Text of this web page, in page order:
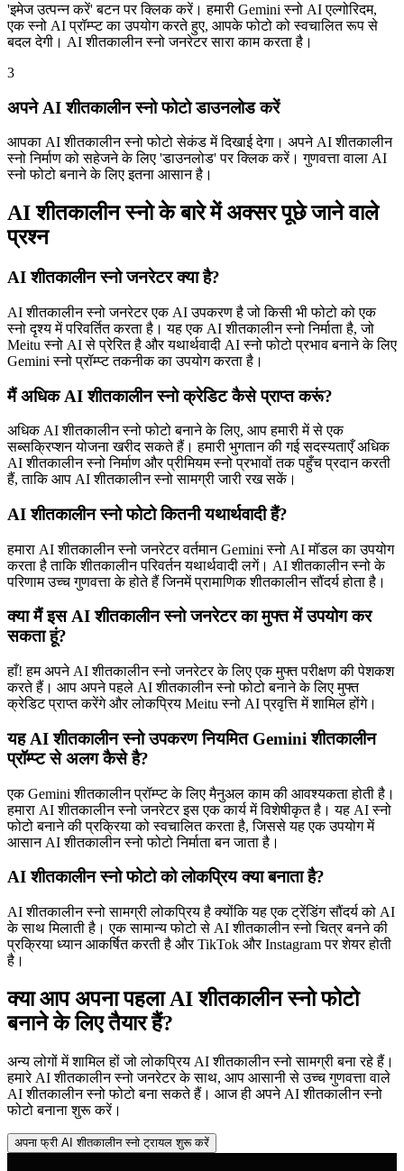
'इमेज उत्पन्न करें' बटन पर क्लिक करें। हमारी Gemini स्नो AI एल्गोरिदम,
एक स्नो AI प्रॉम्प्ट का उपयोग करते हुए, आपके फोटो को स्वचालित रूप से
बदल देगी। AI शीतकालीन स्नो जनरेटर सारा काम करता है।
3
अपने AI शीतकालीन स्नो फोटो डाउनलोड करें
आपका AI शीतकालीन स्नो फोटो सेकंड में दिखाई देगा। अपने AI शीतकालीन
स्नो निर्माण को सहेजने के लिए 'डाउनलोड' पर क्लिक करें। गुणवत्ता वाला AI
स्नो फोटो बनाने के लिए इतना आसान है।
AI शीतकालीन स्नो के बारे में अक्सर पूछे जाने वाले
प्रश्न
AI शीतकालीन स्नो जनरेटर क्या है?
AI शीतकालीन स्नो जनरेटर एक AI उपकरण है जो किसी भी फोटो को एक
स्नो दृश्य में परिवर्तित करता है। यह एक AI शीतकालीन स्नो निर्माता है, जो
Meitu स्नो AI से प्रेरित है और यथार्थवादी AI स्नो फोटो प्रभाव बनाने के लिए
Gemini स्नो प्रॉम्प्ट तकनीक का उपयोग करता है।
मैं अधिक AI शीतकालीन स्नो क्रेडिट कैसे प्राप्त करूं?
अधिक AI शीतकालीन स्नो फोटो बनाने के लिए, आप हमारी में से एक
सब्सक्रिप्शन योजना खरीद सकते हैं। हमारी भुगतान की गई सदस्यताएँ अधिक
AI शीतकालीन स्नो निर्माण और प्रीमियम स्नो प्रभावों तक पहुँच प्रदान करती
हैं, ताकि आप AI शीतकालीन स्नो सामग्री जारी रख सकें।
AI शीतकालीन स्नो फोटो कितनी यथार्थवादी हैं?
हमारा AI शीतकालीन स्नो जनरेटर वर्तमान Gemini स्नो AI मॉडल का उपयोग
करता है ताकि शीतकालीन परिवर्तन यथार्थवादी लगें। AI शीतकालीन स्नो के
परिणाम उच्च गुणवत्ता के होते हैं जिनमें प्रामाणिक शीतकालीन सौंदर्य होता है।
क्या मैं इस AI शीतकालीन स्नो जनरेटर का मुफ्त में उपयोग कर
सकता हूं?
हाँ! हम अपने AI शीतकालीन स्नो जनरेटर के लिए एक मुफ्त परीक्षण की पेशकश
करते हैं। आप अपने पहले AI शीतकालीन स्नो फोटो बनाने के लिए मुफ्त
क्रेडिट प्राप्त करेंगे और लोकप्रिय Meitu स्नो AI प्रवृत्ति में शामिल होंगे।
यह AI शीतकालीन स्नो उपकरण नियमित Gemini शीतकालीन
प्रॉम्प्ट से अलग कैसे है?
एक Gemini शीतकालीन प्रॉम्प्ट के लिए मैनुअल काम की आवश्यकता होती है।
हमारा AI शीतकालीन स्नो जनरेटर इस एक कार्य में विशेषीकृत है। यह AI स्नो
फोटो बनाने की प्रक्रिया को स्वचालित करता है, जिससे यह एक उपयोग में
आसान AI शीतकालीन स्नो फोटो निर्माता बन जाता है।
AI शीतकालीन स्नो फोटो को लोकप्रिय क्या बनाता है?
AI शीतकालीन स्नो सामग्री लोकप्रिय है क्योंकि यह एक ट्रेंडिंग सौंदर्य को AI
के साथ मिलाती है। एक सामान्य फोटो से AI शीतकालीन स्नो चित्र बनने की
प्रक्रिया ध्यान आकर्षित करती है और TikTok और Instagram पर शेयर होती
है।
क्या आप अपना पहला AI शीतकालीन स्नो फोटो
बनाने के लिए तैयार हैं?
अन्य लोगों में शामिल हों जो लोकप्रिय AI शीतकालीन स्नो सामग्री बना रहे हैं।
हमारे AI शीतकालीन स्नो जनरेटर के साथ, आप आसानी से उच्च गुणवत्ता वाले
AI शीतकालीन स्नो फोटो बना सकते हैं। आज ही अपने AI शीतकालीन स्नो
फोटो बनाना शुरू करें।
अपना फ्री AI शीतकालीन स्नो ट्रायल शुरू करें